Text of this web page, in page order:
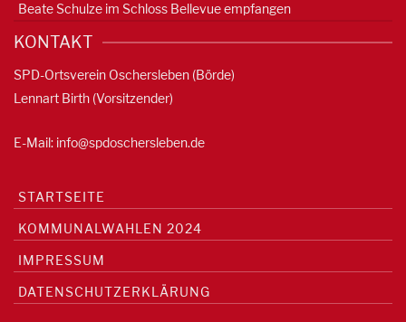
Beate Schulze im Schloss Bellevue empfangen
KONTAKT
SPD-Ortsverein Oschersleben (Börde)
Lennart Birth (Vorsitzender)
E-Mail: info@spdoschersleben.de
STARTSEITE
KOMMUNALWAHLEN 2024
IMPRESSUM
DATENSCHUTZERKLÄRUNG